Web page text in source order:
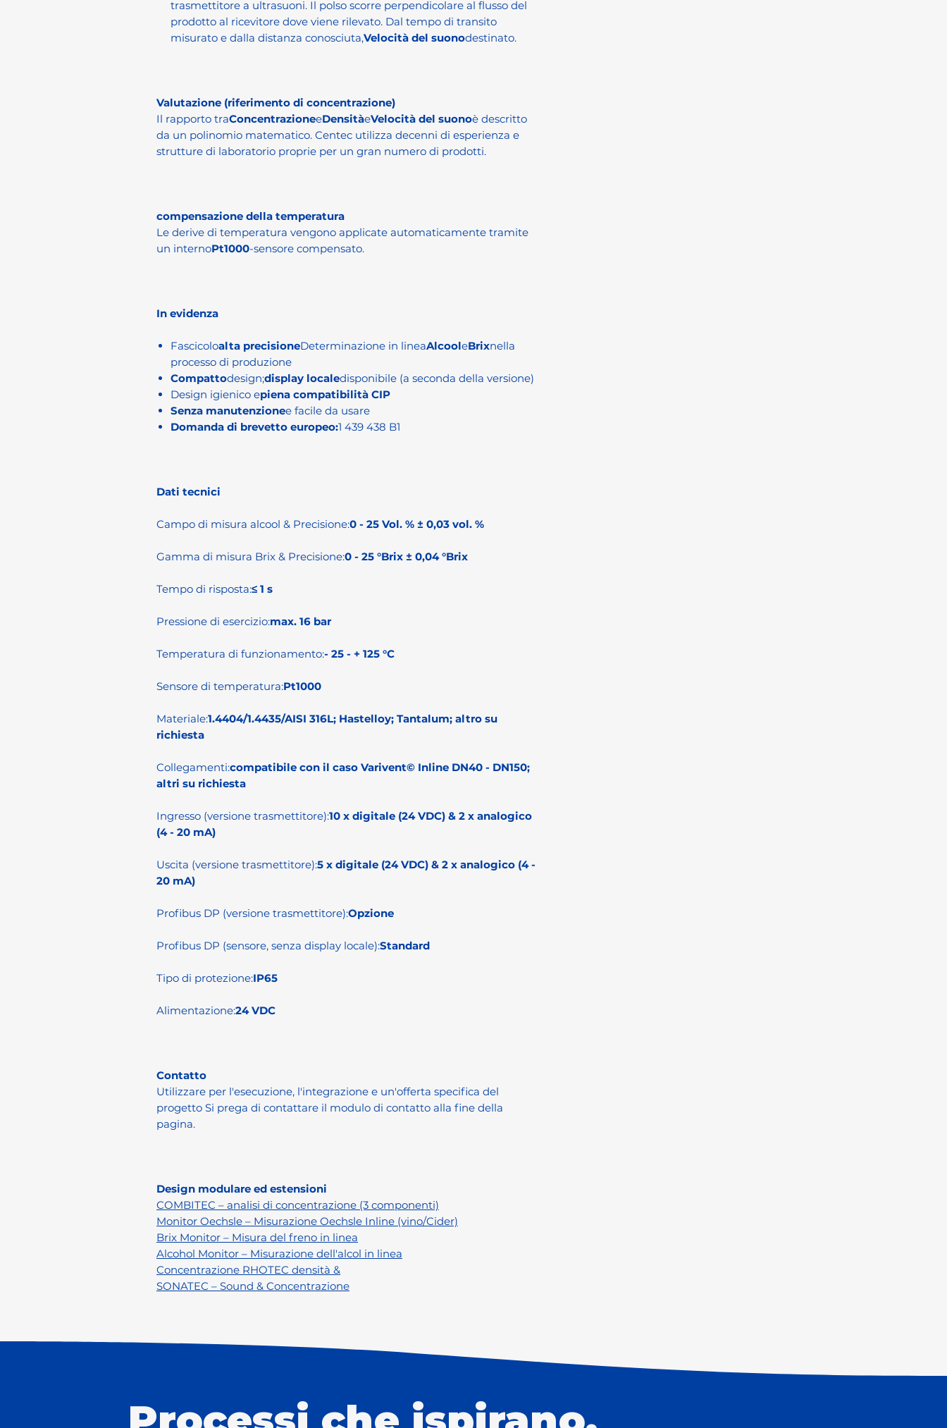
trasmettitore a ultrasuoni. Il polso scorre perpendicolare al flusso del
prodotto al ricevitore dove viene rilevato. Dal tempo di transito
misurato e dalla distanza conosciuta,Velocità del suonodestinato.
Valutazione (riferimento di concentrazione)
Il rapporto traConcentrazioneeDensitàeVelocità del suonoè descritto
da un polinomio matematico. Centec utilizza decenni di esperienza e
strutture di laboratorio proprie per un gran numero di prodotti.
compensazione della temperatura
Le derive di temperatura vengono applicate automaticamente tramite
un internoPt1000-sensore compensato.
In evidenza
Fascicoloalta precisioneDeterminazione in lineaAlcooleBrixnella
processo di produzione
Compattodesign;display localedisponibile (a seconda della versione)
Design igienico epiena compatibilità CIP
Senza manutenzionee facile da usare
Domanda di brevetto europeo:1 439 438 B1
Dati tecnici
Campo di misura alcool & Precisione:0 - 25 Vol. % ± 0,03 vol. %
Gamma di misura Brix & Precisione:0 - 25 °Brix ± 0,04 °Brix
Tempo di risposta:≤ 1 s
Pressione di esercizio:max. 16 bar
Temperatura di funzionamento:- 25 - + 125 °C
Sensore di temperatura:Pt1000
Materiale:1.4404/1.4435/AISI 316L; Hastelloy; Tantalum; altro su
richiesta
Collegamenti:compatibile con il caso Varivent© Inline DN40 - DN150;
altri su richiesta
Ingresso (versione trasmettitore):10 x digitale (24 VDC) & 2 x analogico
(4 - 20 mA)
Uscita (versione trasmettitore):5 x digitale (24 VDC) & 2 x analogico (4 -
20 mA)
Profibus DP (versione trasmettitore):Opzione
Profibus DP (sensore, senza display locale):Standard
Tipo di protezione:IP65
Alimentazione:24 VDC
Contatto
Utilizzare per l'esecuzione, l'integrazione e un'offerta specifica del
progetto Si prega di contattare il modulo di contatto alla fine della
pagina.
Design modulare ed estensioni
COMBITEC – analisi di concentrazione (3 componenti)
Monitor Oechsle – Misurazione Oechsle Inline (vino/Cider)
Brix Monitor – Misura del freno in linea
Alcohol Monitor – Misurazione dell'alcol in linea
Concentrazione RHOTEC densità &
SONATEC – Sound & Concentrazione